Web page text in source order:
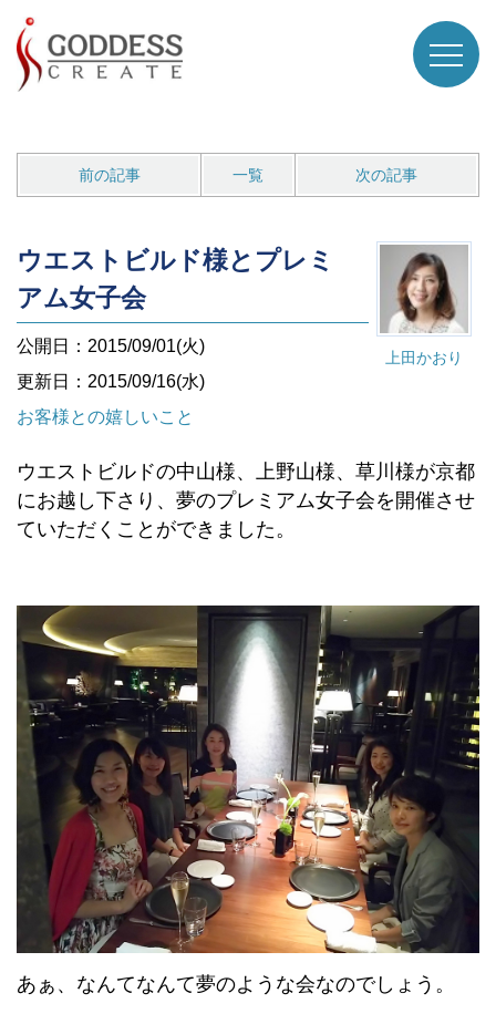
前の記事 一覧 次の記事
上田かおり
ウエストビルド様とプレミ
アム女子会
公開日：2015/09/01(火)
更新日：2015/09/16(水)
お客様との嬉しいこと
ウエストビルドの中山様、上野山様、草川様が京都
にお越し下さり、夢のプレミアム女子会を開催させ
ていただくことができました。
あぁ、なんてなんて夢のような会なのでしょう。